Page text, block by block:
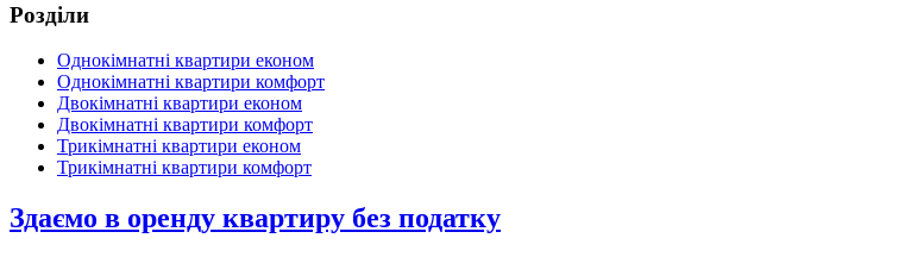
Розділи
Однокімнатні квартири економ
Однокімнатні квартири комфорт
Двокімнатні квартири економ
Двокімнатні квартири комфорт
Трикімнатні квартири економ
Трикімнатні квартири комфорт
Здаємо в оренду квартиру без податку